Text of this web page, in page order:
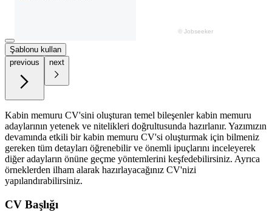
Şablonu kullan
previous
next
Kabin memuru CV'sini oluşturan temel bileşenler kabin memuru
adaylarının yetenek ve nitelikleri doğrultusunda hazırlanır. Yazımızın
devamında etkili bir kabin memuru CV'si oluşturmak için bilmeniz
gereken tüm detayları öğrenebilir ve önemli ipuçlarını inceleyerek
diğer adayların önüne geçme yöntemlerini keşfedebilirsiniz. Ayrıca
örneklerden ilham alarak hazırlayacağınız CV'nizi
yapılandırabilirsiniz.
CV Başlığı